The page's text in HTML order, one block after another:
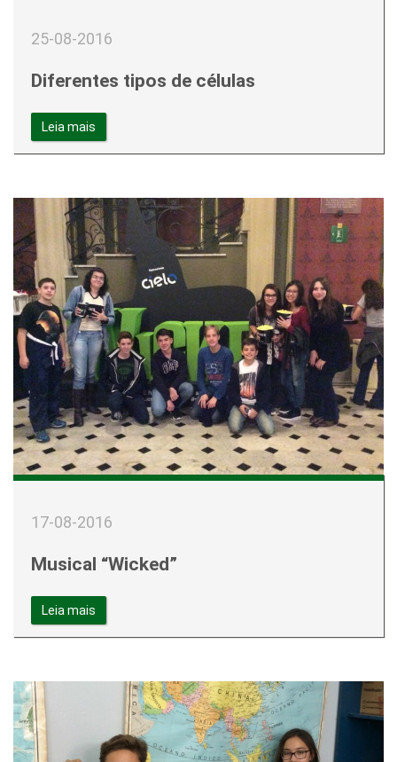
25-08-2016
Diferentes tipos de células
Leia mais
17-08-2016
Musical “Wicked”
Leia mais